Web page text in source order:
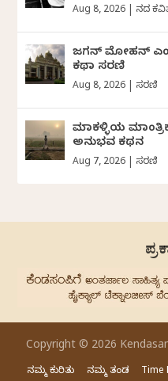
Aug 8, 2026 ದಿನದ
ಜಗನ್‌ ಮೋಹನ್‌
ಕಥಾ ಸರಣಿ
Aug 8, 2026 ಸರಣಿ
ಮಾಕಳ್ಳಿಯ
ಅನುಭವ ಕಥನ
Aug 7, 2026 ಸರಣಿ
Copyright © 2026
ನಮ್ಮ ಕುರಿತು ನಮ್ಮ ತಂಡ Time